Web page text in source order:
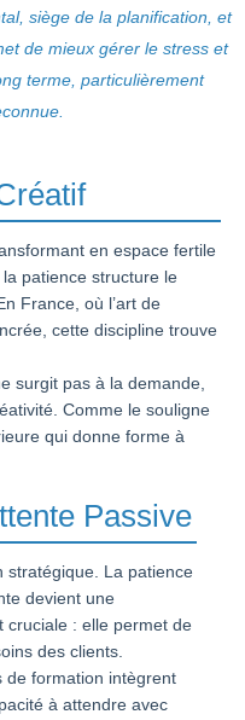
siège de la planification, et
de mieux gérer le stress et
terme, particulièrement
en espace fertile
patience structure le
France, où l’art de
cette discipline trouve
surgit pas à la demande,
Comme le souligne
qui donne forme à
Passive
stratégique. La patience
devient une
cruciale : elle permet de
des clients.
de formation intègrent
à attendre avec